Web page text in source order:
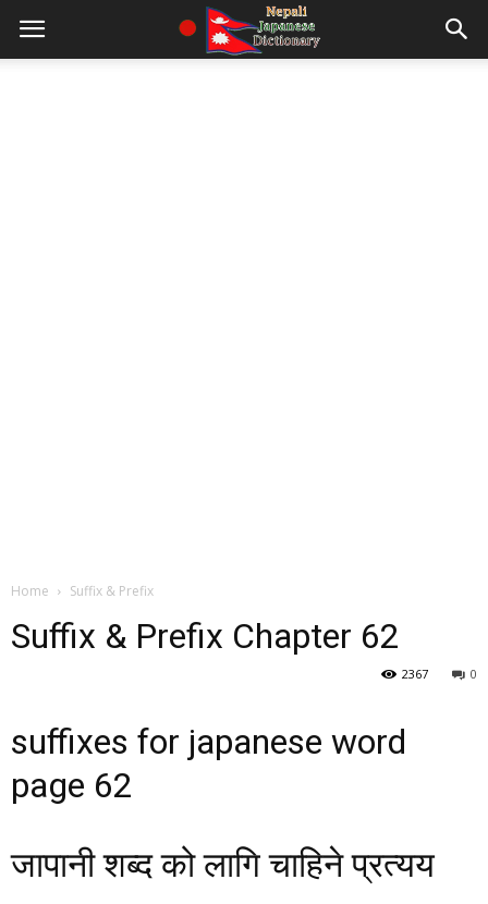
Home Suffix & Prefix
Suffix & Prefix Chapter 62
0
2367
suffixes for japanese word
page 62
जापानी शब्द को लागि चाहिने प्रत्यय